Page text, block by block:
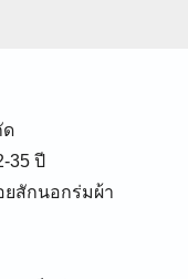
ด
35 ปี
ยสักนอกร่มผ้า